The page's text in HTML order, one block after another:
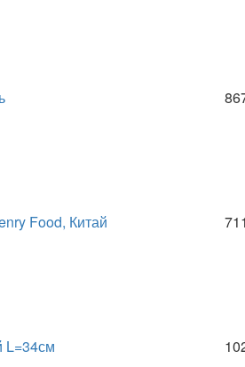
Food, Китай
L=34см